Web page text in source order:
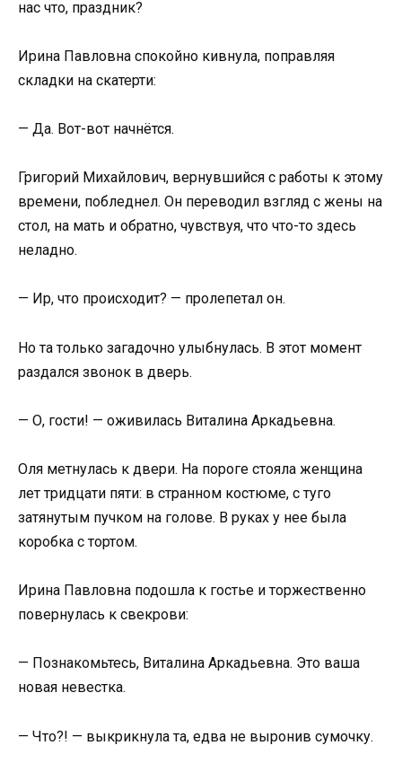
нас что, праздник?
Ирина Павловна спокойно кивнула, поправляя
складки на скатерти:
— Да. Вот-вот начнётся.
Григорий Михайлович, вернувшийся с работы к этому
времени, побледнел. Он переводил взгляд с жены на
стол, на мать и обратно, чувствуя, что что-то здесь
неладно.
— Ир, что происходит? — пролепетал он.
Но та только загадочно улыбнулась. В этот момент
раздался звонок в дверь.
— О, гости! — оживилась Виталина Аркадьевна.
Оля метнулась к двери. На пороге стояла женщина
лет тридцати пяти: в странном костюме, с туго
затянутым пучком на голове. В руках у нее была
коробка с тортом.
Ирина Павловна подошла к гостье и торжественно
повернулась к свекрови:
— Познакомьтесь, Виталина Аркадьевна. Это ваша
новая невестка.
— Что?! — выкрикнула та, едва не выронив сумочку.